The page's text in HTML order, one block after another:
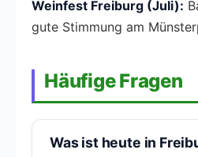
Weinfest Freiburg (Juli):
gute Stimmung am
Häufige Fragen
Was ist heute in